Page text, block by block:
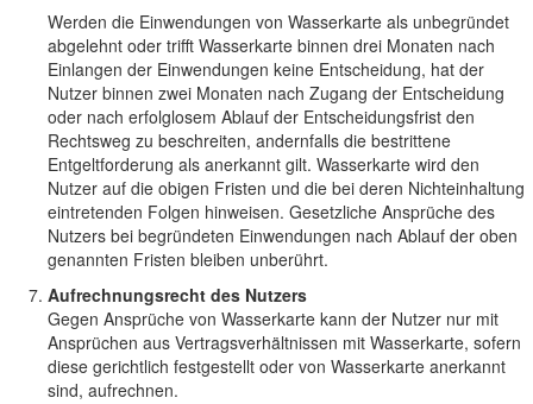
Werden die Einwendungen von Wasserkarte als unbegründet
abgelehnt oder trifft Wasserkarte binnen drei Monaten nach
Einlangen der Einwendungen keine Entscheidung, hat der
Nutzer binnen zwei Monaten nach Zugang der Entscheidung
oder nach erfolglosem Ablauf der Entscheidungsfrist den
Rechtsweg zu beschreiten, andernfalls die bestrittene
Entgeltforderung als anerkannt gilt. Wasserkarte wird den
Nutzer auf die obigen Fristen und die bei deren Nichteinhaltung
eintretenden Folgen hinweisen. Gesetzliche Ansprüche des
Nutzers bei begründeten Einwendungen nach Ablauf der oben
genannten Fristen bleiben unberührt.
Aufrechnungsrecht des Nutzers
Gegen Ansprüche von Wasserkarte kann der Nutzer nur mit
Ansprüchen aus Vertragsverhältnissen mit Wasserkarte, sofern
diese gerichtlich festgestellt oder von Wasserkarte anerkannt
sind, aufrechnen.